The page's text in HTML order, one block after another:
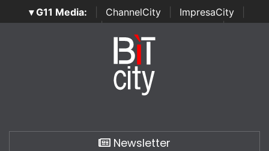
▾ G11 Media: ChannelCity ImpresaCity
SecurityOpenLab | Italian Channel Awards | Italian
Italian Security Awards
Newsletter